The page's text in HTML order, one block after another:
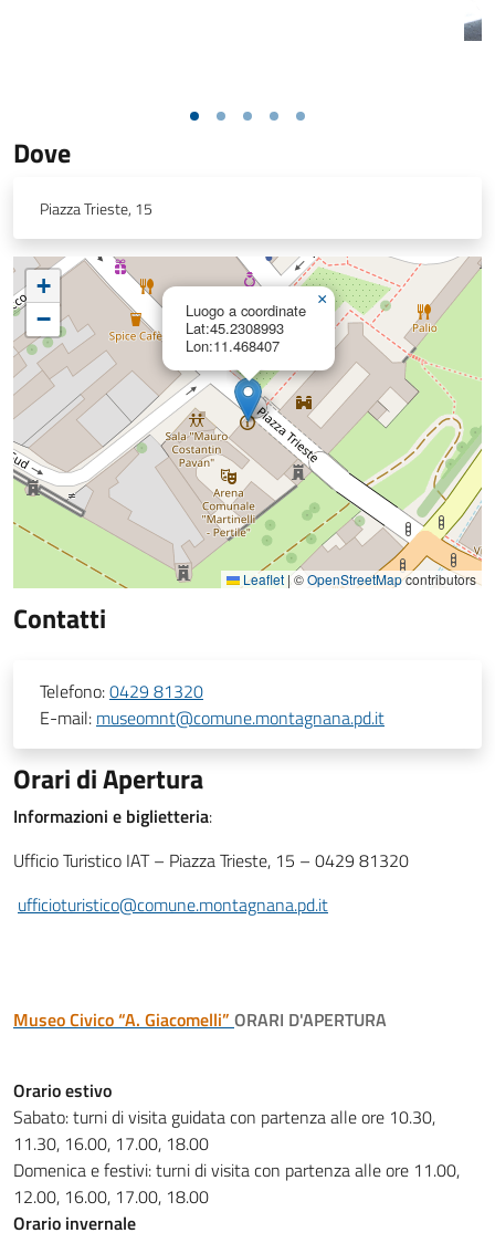
Dove
Piazza Trieste, 15
Luogo a coordinate
Lat:45.2308993
Lon:11.468407
×
+
−
Leaflet | ©OpenStreetMapcontributors
Contatti
Telefono:0429 81320
E-mail: museomnt@comune.montagnana.pd.it
Orari di Apertura
Informazioni e biglietteria:
Ufficio Turistico IAT – Piazza Trieste, 15 – 0429 81320
ufficioturistico@comune.montagnana.pd.it
Museo Civico “A. Giacomelli” ORARI D'APERTURA
Orario estivo
Sabato: turni di visita guidata con partenza alle ore 10.30,
11.30, 16.00, 17.00, 18.00
Domenica e festivi: turni di visita con partenza alle ore 11.00,
12.00, 16.00, 17.00, 18.00
Orario invernale